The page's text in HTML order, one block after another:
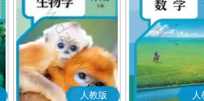
人教版 人